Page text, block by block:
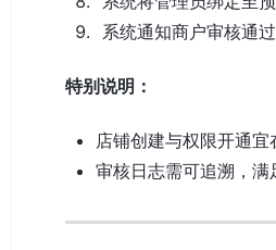
系统通知商户审核通
特别说明：
店铺创建与权限开通宜
审核日志需可追溯，满